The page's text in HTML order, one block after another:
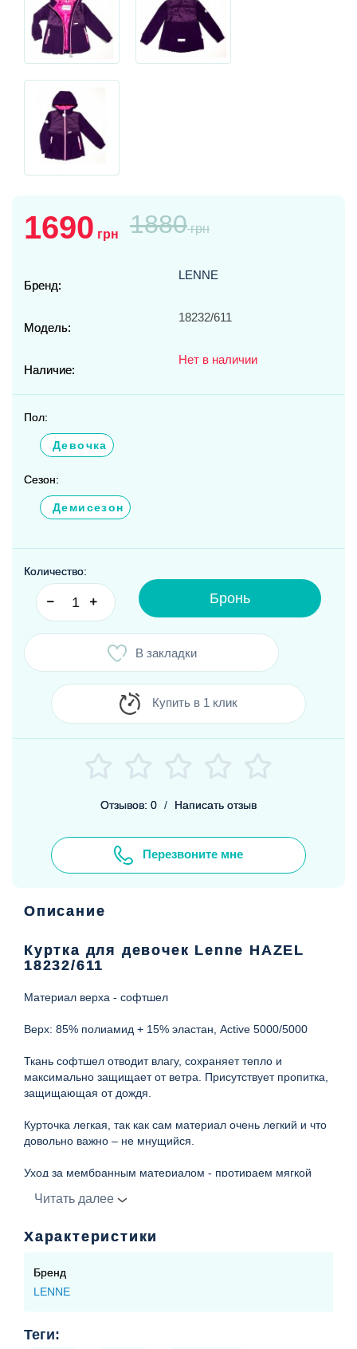
1690 грн 1880грн
Бренд:
LENNE
Модель:
18232/611
Наличие:
Нет в наличии
Пол:
Девочка
Сезон:
Демисезон
Количество:
Бронь
В закладки
Купить в 1 клик
Отзывов: 0 / Написать отзыв
Перезвоните мне
Описание
Куртка для девочек Lenne HAZEL
18232/611
Материал верха - софтшел
Верх: 85% полиамид + 15% эластан, Active 5000/5000
Ткань софтшел отводит влагу, сохраняет тепло и
максимально защищает от ветра. Присутствует пропитка,
защищающая от дождя.
Курточка легкая, так как сам материал очень легкий и что
довольно важно – не мнущийся.
Уход за мембранным материалом - протираем мягкой
жидкие средства.
Преимущества:
1. Изделия из Softshell очень легкие, почти невосомые,
2. Отличный вариант для спортсменов – ребенок не
Читать далее
Характеристики
Бренд
LENNE
Теги: